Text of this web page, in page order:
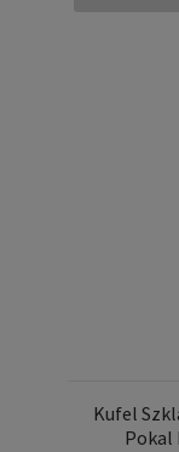
Kufel
Pokal